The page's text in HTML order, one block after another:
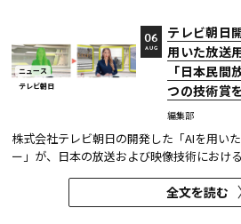
ニュース
テレビ朝日
テレビ朝日
用いた放送
「日本民間
つの技術賞
編集部
06
AUG
株式会社テレビ朝日の開発した「AIを用い
ー」が、日本の放送および映像技術におけ
賞した。 本開発は、人物像認識AIと最新の
ムであり、その革新性と実用性が業界内で
【受賞アワード一覧】 ●2025年 日本民間放
全文を読む